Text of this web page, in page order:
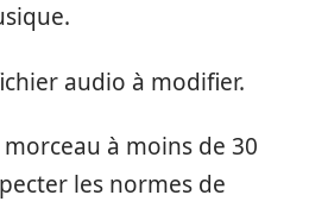
audio à modifier.
morceau à moins de 30
les normes de